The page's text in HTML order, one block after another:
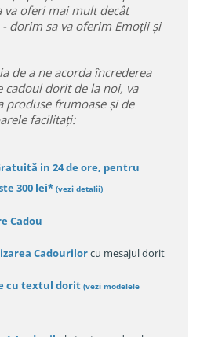
va oferi mai mult decât
dorim sa va oferim Emoții și
de a ne acorda încrederea
cadoul dorit de la noi, va
produse frumoase și de
facilitați:
in 24 de ore, pentru
300 lei* (vezi detalii)
Cadou
Cadourilorcu mesajul dorit
cu textul dorit (vezi modelele